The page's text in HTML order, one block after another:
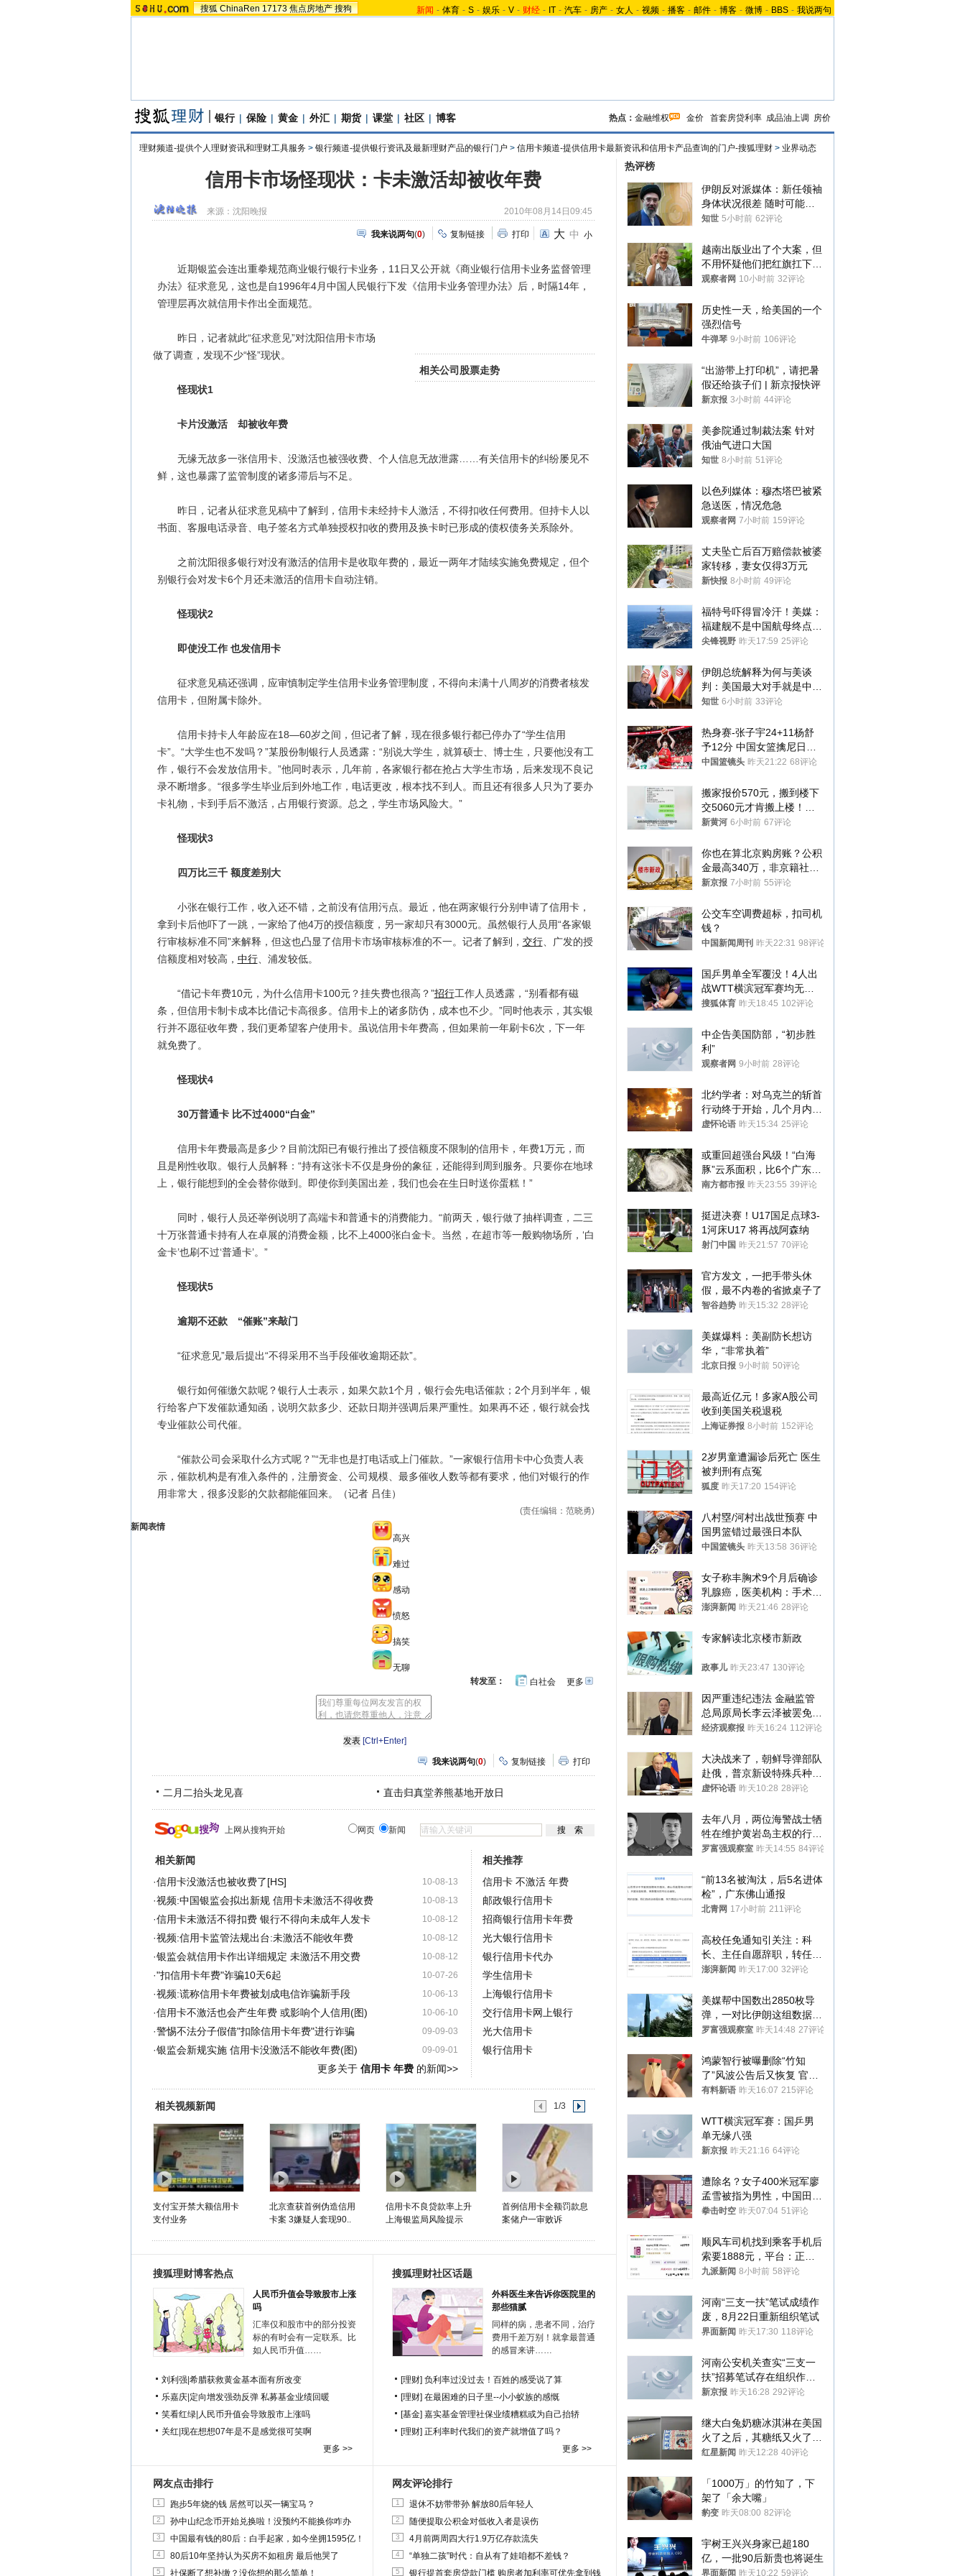
搜狐 ChinaRen 17173 焦点房地产 搜狗 新闻 - 体育 - S - 娱乐 - V - 财经 - IT - 汽车 - 房产 - 女人 - 视频 - 播客 - 邮件 - 博客 - 微博 - BBS - 我说两句
银行 | 保险 | 黄金 | 外汇 | 期货 | 课堂 | 社区 | 博客 热点： 金融维权 金价 首套房贷利率 成品油上调 房价
理财频道-提供个人理财资讯和理财工具服务 > 银行频道-提供银行资讯及最新理财产品的银行门户 > 信用卡频道-提供信用卡最新资讯和信用卡产品查询的门户-搜狐理财 > 业界动态
信用卡市场怪现状：卡未激活却被收年费
来源：沈阳晚报 2010年08月14日09:45
我来说两句(0) 复制链接 打印 大 中 小
近期银监会连出重拳规范商业银行银行卡业务，11日又公开就《商业银行信用卡业务监督管理
办法》征求意见，这也是自1996年4月中国人民银行下发《信用卡业务管理办法》后，时隔14年，
管理层再次就信用卡作出全面规范。
昨日，记者就此“征求意见”对沈阳信用卡市场
相关公司股票走势
做了调查，发现不少“怪”现状。
怪现状1
卡片没激活 却被收年费
无缘无故多一张信用卡、没激活也被强收费、个人信息无故泄露……有关信用卡的纠纷屡见不
鲜，这也暴露了监管制度的诸多滞后与不足。
昨日，记者从征求意见稿中了解到，信用卡未经持卡人激活，不得扣收任何费用。但持卡人以
书面、客服电话录音、电子签名方式单独授权扣收的费用及换卡时已形成的债权债务关系除外。
之前沈阳很多银行对没有激活的信用卡是收取年费的，最近一两年才陆续实施免费规定，但个
别银行会对发卡6个月还未激活的信用卡自动注销。
怪现状2
即使没工作 也发信用卡
征求意见稿还强调，应审慎制定学生信用卡业务管理制度，不得向未满十八周岁的消费者核发
信用卡，但附属卡除外。
信用卡持卡人年龄应在18—60岁之间，但记者了解，现在很多银行都已停办了“学生信用
卡”。“大学生也不发吗？”某股份制银行人员透露：“别说大学生，就算硕士、博士生，只要他没有工
作，银行不会发放信用卡。”他同时表示，几年前，各家银行都在抢占大学生市场，后来发现不良记
录不断增多。“很多学生毕业后到外地工作，电话更改，根本找不到人。而且还有很多人只为了要办
卡礼物，卡到手后不激活，占用银行资源。总之，学生市场风险大。”
怪现状3
四万比三千 额度差别大
小张在银行工作，收入还不错，之前没有信用污点。最近，他在两家银行分别申请了信用卡，
拿到卡后他吓了一跳，一家给了他4万的授信额度，另一家却只有3000元。虽然银行人员用“各家银
行审核标准不同”来解释，但这也凸显了信用卡市场审核标准的不一。记者了解到， 交行、广发的授
信额度相对较高， 中行、浦发较低。
“借记卡年费10元，为什么信用卡100元？挂失费也很高？”招行工作人员透露，“别看都有磁
条，但信用卡制卡成本比借记卡高很多。信用卡上的诸多防伪，成本也不少。”同时他表示，其实银
行并不愿征收年费，我们更希望客户使用卡。虽说信用卡年费高，但如果前一年刷卡6次，下一年
就免费了。
怪现状4
30万普通卡 比不过4000“白金”
信用卡年费最高是多少？目前沈阳已有银行推出了授信额度不限制的信用卡，年费1万元，而
且是刚性收取。银行人员解释：“持有这张卡不仅是身份的象征，还能得到周到服务。只要你在地球
上，银行能想到的全会替你做到。即使你到美国出差，我们也会在生日时送你蛋糕！”
同时，银行人员还举例说明了高端卡和普通卡的消费能力。“前两天，银行做了抽样调查，二三
十万张普通卡持有人在卓展的消费金额，比不上4000张白金卡。当然，在超市等一般购物场所，‘白
金卡’也刷不过‘普通卡’。”
怪现状5
逾期不还款 “催账”来敲门
“征求意见”最后提出“不得采用不当手段催收逾期还款”。
银行如何催缴欠款呢？银行人士表示，如果欠款1个月，银行会先电话催款；2个月到半年，银
行给客户下发催款通知函，说明欠款多少、还款日期并强调后果严重性。如果再不还，银行就会找
专业催款公司代催。
“催款公司会采取什么方式呢？”“无非也是打电话或上门催款。”一家银行信用卡中心负责人表
示，催款机构是有准入条件的，注册资金、公司规模、最多催收人数等都有要求，他们对银行的作
用非常大，很多没影的欠款都能催回来。（记者 吕佳）
(责任编辑：范晓勇)
新闻表情
高兴
难过
感动
愤怒
搞笑
无聊
更多开
转发至： 白社会
[Ctrl+Enter]
我来说两句(0) 复制链接 打印
二月二抬头龙见喜 直击归真堂养熊基地开放日
上网从搜狗开始 网页 新闻
相关新闻
10-08-13
·信用卡没激活也被收费了[HS]
10-08-13
·视频:中国银监会拟出新规 信用卡未激活不得收费
10-08-12
·信用卡未激活不得扣费 银行不得向未成年人发卡
10-08-12
·视频:信用卡监管法规出台:未激活不能收年费
10-08-12
·银监会就信用卡作出详细规定 未激活不用交费
10-07-26
·"扣信用卡年费"诈骗10天6起
10-06-13
·视频:谎称信用卡年费被划成电信诈骗新手段
10-06-10
·信用卡不激活也会产生年费 或影响个人信用(图)
09-09-03
·警惕不法分子假借"扣除信用卡年费"进行诈骗
09-09-01
·银监会新规实施 信用卡没激活不能收年费(图)
更多关于 信用卡 年费的新闻>>
相关推荐
信用卡 不激活 年费
邮政银行信用卡
招商银行信用卡年费
光大银行信用卡
银行信用卡代办
学生信用卡
上海银行信用卡
交行信用卡网上银行
光大信用卡
银行信用卡
相关视频新闻 1/3
支付宝开禁大额信用卡
支付业务
北京查获首例伪造信用
卡案 3嫌疑人套现90..
信用卡不良贷款率上升
上海银监局风险提示
首例信用卡全额罚款息
案储户一审败诉
搜狐理财博客热点
人民币升值会导致股市上涨
吗
汇率仅和股市中的部分投资
标的有时会有一定联系。比
如人民币升值……
刘利强 希腊获救黄金基本面有所改变
乐嘉庆 定向增发强劲反弹 私募基金业绩回暖
笑看红绿 人民币升值会导致股市上涨吗
关红 现在想想07年是不是感觉很可笑啊
更多 >>
搜狐理财社区话题
外科医生来告诉你医院里的
那些猫腻
同样的病，患者不同，治疗
费用千差万别！就拿最普通
的感冒来讲……
[理财] 负利率过没过去！百姓的感受说了算
[理财] 在最困难的日子里--小小蚁族的感慨
[基金] 嘉实基金管理社保业绩糟糕或为自己抬轿
[理财] 正利率时代我们的资产就增值了吗？
更多 >>
网友点击排行
1 跑步5年烧的钱 居然可以买一辆宝马？
2 孙中山纪念币开始兑换啦！没预约不能换你咋办
3 中国最有钱的80后：白手起家，如今坐拥1595亿！
4 80后10年坚持认为买房不如租房 最后他哭了
5 社保断了想补缴？没你想的那么简单！
网友评论排行
1 退休不妨带带孙 解放80后年轻人
2 随便提取公积金对低收入者是误伤
3 4月前两周四大行1.9万亿存款流失
4 “单独二孩”时代：自从有了娃咱都不差钱？
5 银行提首套房贷款门槛 购房者加利率可优先拿到钱
热评榜
伊朗反对派媒体：新任领袖
身体状况很差 随时可能离
世
知世 5小时前 62评论
越南出版业出了个大案，但
不用怀疑他们把红旗扛下去
的决心
观察者网 10小时前 32评论
历史性一天，给美国的一个
强烈信号
牛弹琴 9小时前 106评论
“出游带上打印机”，请把暑
假还给孩子们 | 新京报快评
新京报 3小时前 44评论
美参院通过制裁法案 针对
俄油气进口大国
知世 8小时前 51评论
以色列媒体：穆杰塔巴被紧
急送医，情况危急
观察者网 7小时前 159评论
丈夫坠亡后百万赔偿款被婆
家转移，妻女仅得3万元
新快报 8小时前 49评论
福特号吓得冒冷汗！美媒：
福建舰不是中国航母终点，
而是新起点！
尖锋视野 昨天17:59 25评论
伊朗总统解释为何与美谈
判：美国最大对手就是中
国，但他们也在对话
知世 6小时前 33评论
热身赛-张子宇24+11杨舒
予12分 中国女篮擒尼日利
亚
中国篮镜头 昨天21:22 68评论
搬家报价570元，搬到楼下
交5060元才肯搬上楼！女
子傻眼了……
新黄河 6小时前 67评论
你也在算北京购房账？公积
金最高340万，非京籍社保
1年
新京报 7小时前 55评论
公交车空调费超标，扣司机
钱？
中国新闻周刊 昨天22:31 98评论
国乒男单全军覆没！4人出
战WTT横滨冠军赛均无缘
八强
搜狐体育 昨天18:45 102评论
中企告美国防部，“初步胜
利”
观察者网 9小时前 28评论
北约学者：对乌克兰的斩首
行动终于开始，几个月内乌
将投降
虚怀论语 昨天15:34 25评论
或重回超强台风级！“白海
豚”云系面积，比6个广东还
大！深圳官方：注意这件事
南方都市报 昨天23:55 39评论
挺进决赛！U17国足点球3-
1河床U17 将再战阿森纳
射门中国 昨天21:57 70评论
官方发文，一把手带头休
假，最不内卷的省掀桌子了
智谷趋势 昨天15:32 28评论
美媒爆料：美副防长想访
华，“非常执着”
北京日报 9小时前 50评论
最高近亿元！多家A股公司
收到美国关税退税
上海证券报 8小时前 152评论
2岁男童遭漏诊后死亡 医生
被判刑有点冤
狐度 昨天17:20 154评论
八村塁/河村出战世预赛 中
国男篮错过最强日本队
中国篮镜头 昨天13:58 36评论
女子称丰胸术9个月后确诊
乳腺癌，医美机构：手术不
可能引发癌症，建议走司法
澎湃新闻 昨天21:46 28评论
专家解读北京楼市新政
政事儿 昨天23:47 130评论
因严重违纪违法 金融监管
总局原局长李云泽被罢免全
国人大代表
经济观察报 昨天16:24 112评论
大决战来了，朝鲜导弹部队
赴俄，普京新设特殊兵种，
76岁老将扛旗
虚怀论语 昨天10:28 28评论
去年八月，两位海警战士牺
牲在维护黄岩岛主权的行动
中
罗富强观察室 昨天14:55 84评论
“前13名被淘汰，后5名进体
检”，广东佛山通报
北青网 17小时前 211评论
高校任免通知引关注：科
长、主任自愿辞职，转任思
政辅导员
澎湃新闻 昨天17:00 32评论
美媒帮中国数出2850枚导
弹，一对比伊朗这组数据，
发现出大事了
罗富强观察室 昨天14:48 27评论
鸿蒙智行被曝删除“竹知
了”风波公告后又恢复 官媒
曾力挺：劝华为要大度的，
有料新语 昨天16:07 215评论
WTT横滨冠军赛：国乒男
单无缘八强
新京报 昨天21:16 64评论
遭除名？女子400米冠军廖
孟雪被指为男性，中国田协
默不作声
拳击时空 昨天07:04 51评论
顺风车司机找到乘客手机后
索要1888元，平台：正和
司机沟通协商
九派新闻 8小时前 58评论
河南“三支一扶”笔试成绩作
废，8月22日重新组织笔试
界面新闻 昨天17:30 118评论
河南公安机关查实“三支一
扶”招募笔试存在组织作弊
犯罪行为
新京报 昨天16:28 292评论
继大白兔奶糖冰淇淋在美国
火了之后，其糖纸又火了！
海外博主盛赞：平面设计经
红星新闻 昨天12:28 40评论
「1000万」的竹知了，下
架了「余大嘴」
豹变 昨天08:00 82评论
宇树王兴兴身家已超180
亿，一批90后新贵也将诞生
界面新闻 昨天10:22 59评论